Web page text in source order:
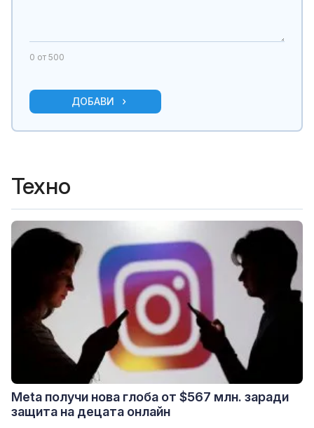
0 от 500
ДОБАВИ
Техно
Meta получи нова глоба от $567 млн. заради
защита на децата онлайн